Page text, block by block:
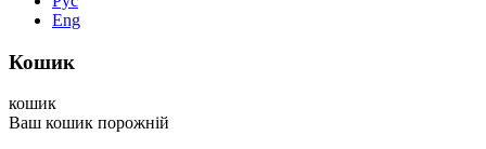
Eng
Кошик
кошик
Ваш кошик порожній